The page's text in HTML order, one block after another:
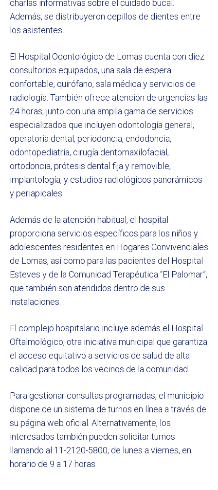
charlas informativas sobre el cuidado bucal.
Además, se distribuyeron cepillos de dientes entre
los asistentes.
El Hospital Odontológico de Lomas cuenta con diez
consultorios equipados, una sala de espera
confortable, quirófano, sala médica y servicios de
radiología. También ofrece atención de urgencias las
24 horas, junto con una amplia gama de servicios
especializados que incluyen odontología general,
operatoria dental, periodoncia, endodoncia,
odontopediatría, cirugía dentomaxilofacial,
ortodoncia, prótesis dental fija y removible,
implantología, y estudios radiológicos panorámicos
y periapicales.
Además de la atención habitual, el hospital
proporciona servicios específicos para los niños y
adolescentes residentes en Hogares Convivenciales
de Lomas, así como para las pacientes del Hospital
Esteves y de la Comunidad Terapéutica “El Palomar”,
que también son atendidos dentro de sus
instalaciones.
El complejo hospitalario incluye además el Hospital
Oftalmológico, otra iniciativa municipal que garantiza
el acceso equitativo a servicios de salud de alta
calidad para todos los vecinos de la comunidad.
Para gestionar consultas programadas, el municipio
dispone de un sistema de turnos en línea a través de
su página web oficial. Alternativamente, los
interesados también pueden solicitar turnos
llamando al 11-2120-5800, de lunes a viernes, en
horario de 9 a 17 horas.